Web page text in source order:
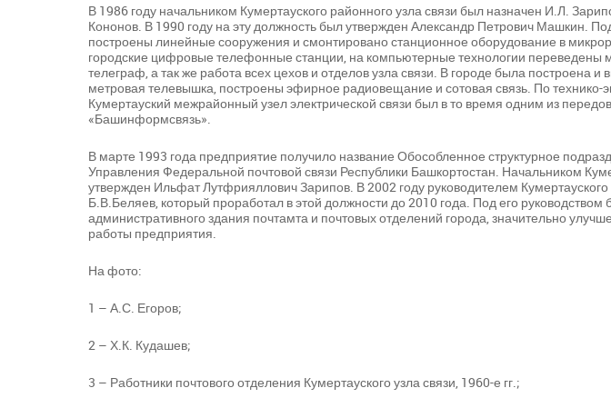
В 1986 году начальником Кумертауского районного узла связи был назначен И.Л.
Кононов. В 1990 году на эту должность был утвержден Александр Петрович Машкин.
построены линейные сооружения и смонтировано станционное оборудование в
городские цифровые телефонные станции, на компьютерные технологии переведены
телеграф, а так же работа всех цехов и отделов узла связи. В городе была построена и
метровая телевышка, построены эфирное радиовещание и сотовая связь. По технико-
Кумертауский межрайонный узел электрической связи был в то время одним из
«Башинформсвязь».
В марте 1993 года предприятие получило название Обособленное структурное
Управления Федеральной почтовой связи Республики Башкортостан. Начальником
утвержден Ильфат Лутфрияллович Зарипов. В 2002 году руководителем
Б.В.Беляев, который проработал в этой должности до 2010 года. Под его руководством
административного здания почтамта и почтовых отделений города, значительно
работы предприятия.
На фото:
1 – А.С. Егоров;
2 – Х.К. Кудашев;
3 – Работники почтового отделения Кумертауского узла связи, 1960-е гг.;